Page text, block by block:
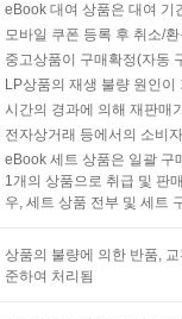
eBook 대여 상품은 대여 기
모바일 쿠폰 등록 후 취소/
중고상품이 구매확정(자동
LP상품의 재생 불량 원인
시간의 경과에 의해 재판매
전자상거래 등에서의 소비
eBook 세트 상품은 일괄 구
1개의 상품으로 취급 및 판
우, 세트 상품 전부 및 세트
상품의 불량에 의한 반품,
준하여 처리됨